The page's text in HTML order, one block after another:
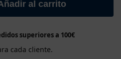
al carrito
superiores a 100€
cada cliente.